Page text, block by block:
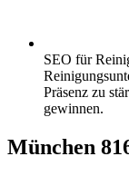
SEO für
Präsenz zu
gewinnen.
München